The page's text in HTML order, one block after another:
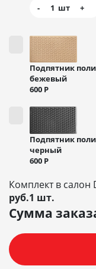
- 1 шт +
Подпятник
бежевый
600 Р
Подпятник
черный
600 Р
Комплект в салон
руб.1 шт.
Сумма